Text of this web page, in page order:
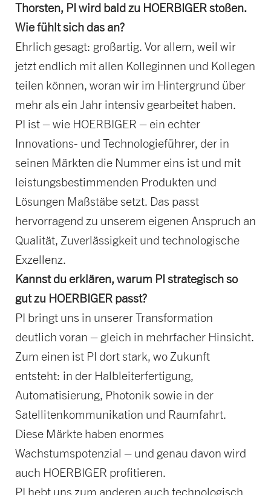
Thorsten, PI wird bald zu HOERBIGER stoßen.
Wie fühlt sich das an?
Ehrlich gesagt: großartig. Vor allem, weil wir
jetzt endlich mit allen Kolleginnen und Kollegen
teilen können, woran wir im Hintergrund über
mehr als ein Jahr intensiv gearbeitet haben.
PI ist – wie HOERBIGER – ein echter
Innovations- und Technologieführer, der in
seinen Märkten die Nummer eins ist und mit
leistungsbestimmenden Produkten und
Lösungen Maßstäbe setzt. Das passt
hervorragend zu unserem eigenen Anspruch an
Qualität, Zuverlässigkeit und technologische
Exzellenz.
Kannst du erklären, warum PI strategisch so
gut zu HOERBIGER passt?
PI bringt uns in unserer Transformation
deutlich voran – gleich in mehrfacher Hinsicht.
Zum einen ist PI dort stark, wo Zukunft
entsteht: in der Halbleiterfertigung,
Automatisierung, Photonik sowie in der
Satellitenkommunikation und Raumfahrt.
Diese Märkte haben enormes
Wachstumspotenzial – und genau davon wird
auch HOERBIGER profitieren.
PI hebt uns zum anderen auch technologisch